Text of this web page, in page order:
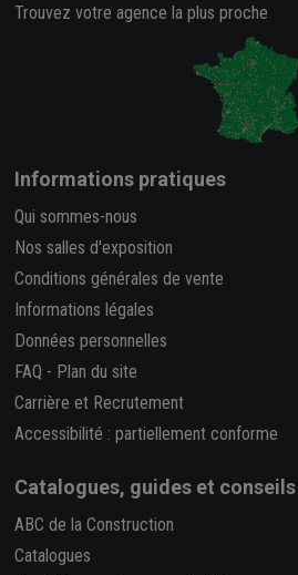
Trouvez votre agence la plus proche
Informations pratiques
Qui sommes-nous
Nos salles d'exposition
Conditions générales de vente
Informations légales
Données personnelles
FAQ - Plan du site
Carrière et Recrutement
Accessibilité : partiellement conforme
Catalogues, guides et conseils
ABC de la Construction
Catalogues